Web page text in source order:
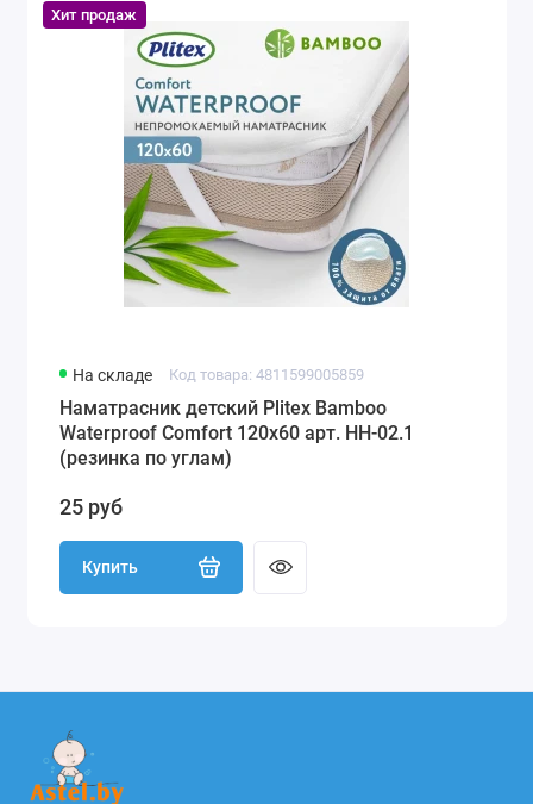
Хит продаж
На складе Код товара: 4811599005859
Наматрасник детский Plitex Bamboo
Waterproof Comfort 120х60 арт. НН-02.1
(резинка по углам)
25 руб
Купить